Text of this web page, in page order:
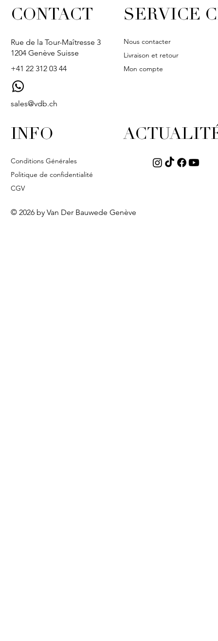
CONTACT
Rue de la Tour-Maîtresse 3
1204 Genève Suisse
+41 22 312 03 44
sales@vdb.ch
SERVICE
Nous contacter
Livraison et retour
Mon compte
INFO
Conditions Générales
Politique de confidentialité
CGV
© 2026 by Van Der Bauwede Genève